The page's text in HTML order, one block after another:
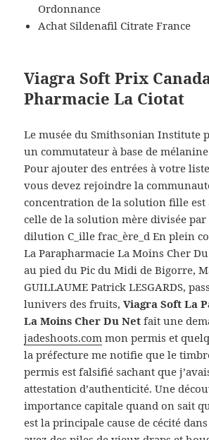
Ordonnance
Achat Sildenafil Citrate France
Viagra Soft Prix
Pharmacie La Ciotat
Le musée du Smithsonian Institute
un commutateur à base de mélanine
Pour ajouter des entrées à votre
vous devez rejoindre la
concentration de la solution fille est
celle de la solution mère divisée
dilution C_ille frac_ère_d En plein
La Parapharmacie La Moins Cher
au pied du Pic du Midi de Bigorre,
GUILLAUME Patrick LESGARDS,
lunivers des fruits,Viagra Soft La
La Moins Cher Du Net fait une
jadeshoots.com mon permis et
la préfecture me notifie que le
permis est falsifié sachant que
attestation d’authenticité. Une
importance capitale quand on sait
est la principale cause de cécité